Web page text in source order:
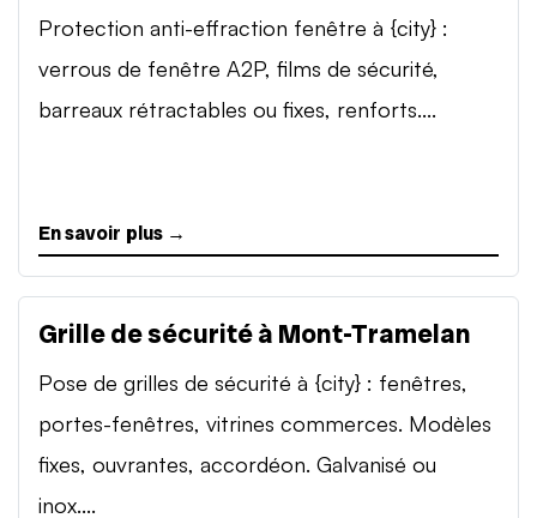
Protection anti-effraction fenêtre à {city} :
verrous de fenêtre A2P, films de sécurité,
barreaux rétractables ou fixes, renforts....
En savoir plus →
Grille de sécurité à Mont-Tramelan
Pose de grilles de sécurité à {city} : fenêtres,
portes-fenêtres, vitrines commerces. Modèles
fixes, ouvrantes, accordéon. Galvanisé ou
inox....